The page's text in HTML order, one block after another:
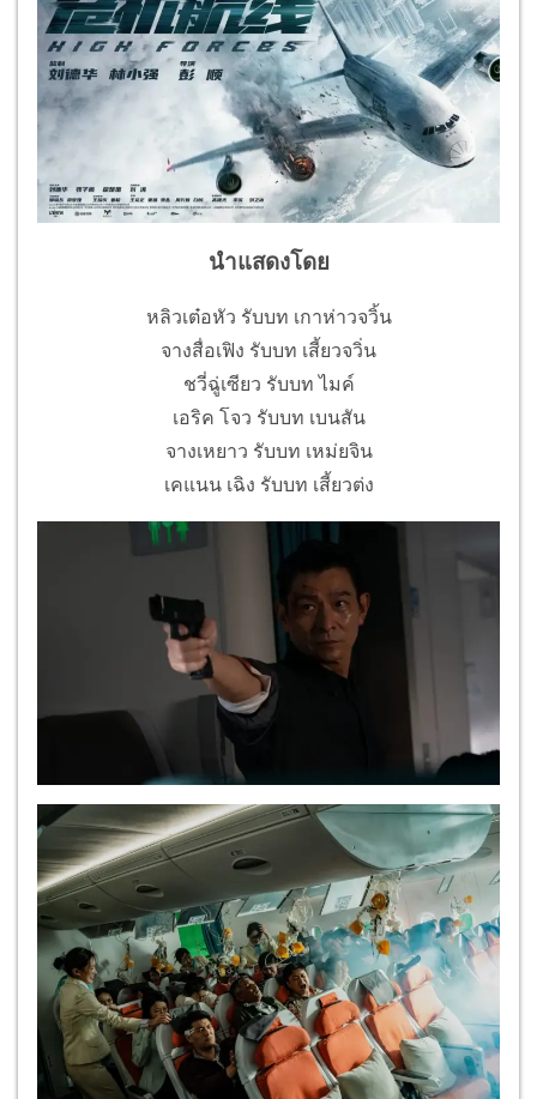
นำแสดงโดย
หลิวเต๋อหัว รับบท เกาห่าวจวิ้น
จางสื่อเฟิง รับบท เสี้ยวจวิ่น
ชวี่ฉู่เซียว รับบท ไมค์
เอริค โจว รับบท เบนสัน
จางเหยาว รับบท เหม่ยจิน
เคแนน เฉิง รับบท เสี้ยวต่ง